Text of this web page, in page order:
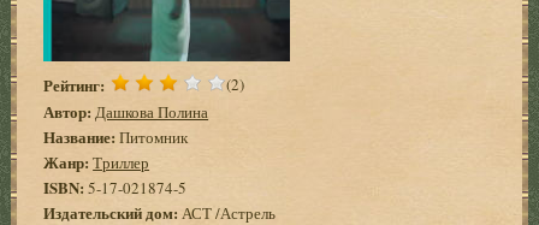
Рейтинг: (2)
Автор: Дашкова Полина
Название: Питомник
Жанр: Триллер
ISBN: 5-17-021874-5
Издательский дом: АСТ /Астрель